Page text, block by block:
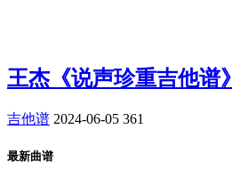
王杰《说声珍重吉他谱
吉他谱 2024-06-05 361
最新曲谱